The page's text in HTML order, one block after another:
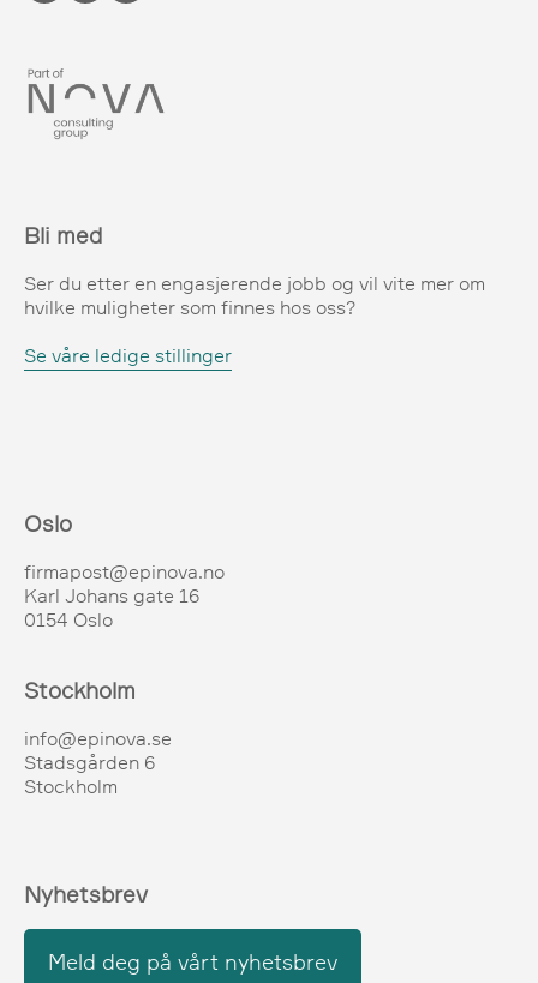
Bli med
Ser du etter en engasjerende jobb og vil vite mer om
hvilke muligheter som finnes hos oss?
Se våre ledige stillinger
Oslo
firmapost@epinova.no
Karl Johans gate 16
0154 Oslo
Stockholm
info@epinova.se
Stadsgården 6
Stockholm
Nyhetsbrev
Meld deg på vårt nyhetsbrev